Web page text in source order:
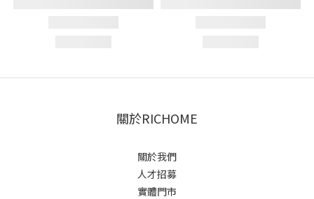
關於RICHOME
關於我們
人才招募
實體門市